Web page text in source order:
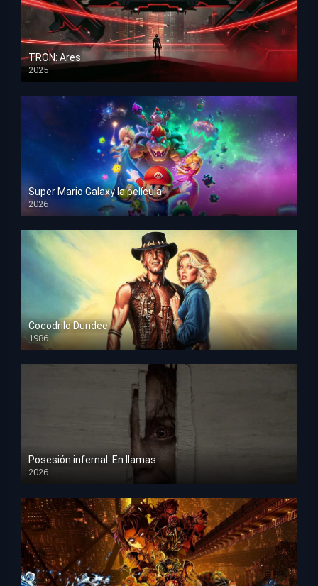
TRON: Ares
2025
HD 1080p
Super Mario Galaxy la película
2026
HD 1080p
Cocodrilo Dundee
1986
HD 1080p
Posesión infernal. En llamas
2026
HD 1080p